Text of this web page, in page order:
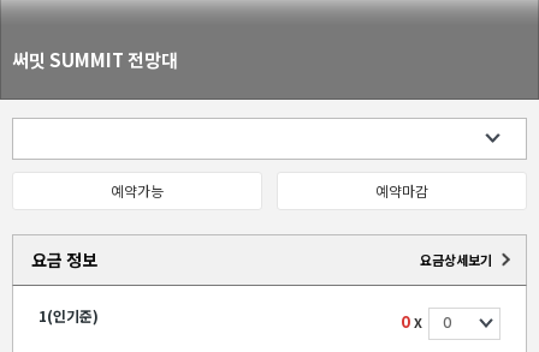
써밋 SUMMIT 전망대
예약가능 예약마감
요금 정보 요금상세보기
1(인기준) 0 X